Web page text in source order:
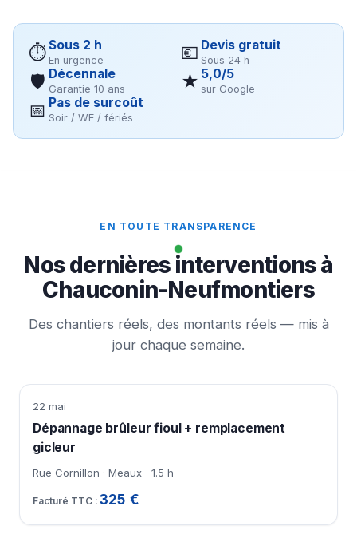
⏱Sous 2 h
En urgence 💶 Devis gratuit
Sous 24 h
🛡 Décennale
Garantie 10 ans ★ 5,0/5
sur Google
📅 Pas de surcoût
Soir / WE / fériés
EN TOUTE TRANSPARENCE
Nos dernières interventions à
Chauconin-Neufmontiers
Des chantiers réels, des montants réels — mis à
jour chaque semaine.
22 mai
Dépannage brûleur fioul + remplacement
gicleur
Rue Cornillon · Meaux 1.5 h
325 €